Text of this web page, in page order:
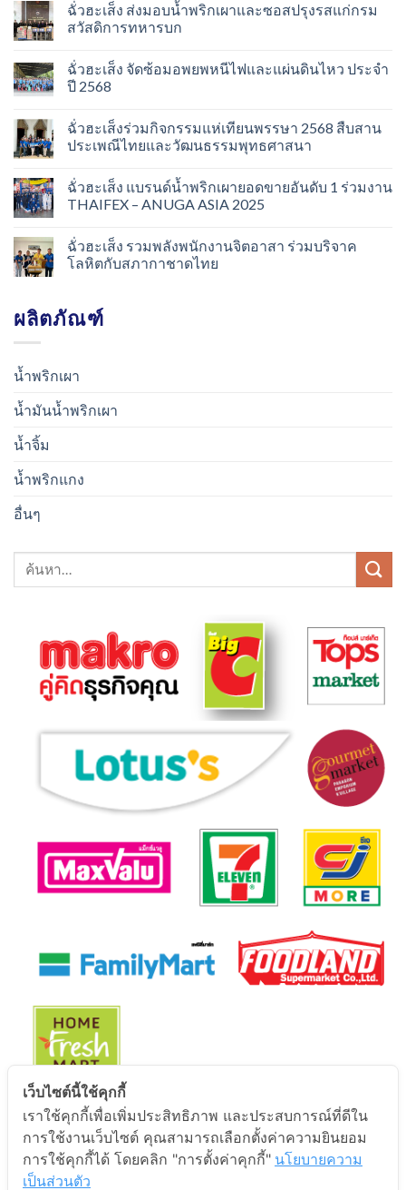
ฉั่วฮะเส็ง ส่งมอบน้ำพริกเผาและซอสปรุงรสแก่กรม
สวัสดิการทหารบก
ฉั่วฮะเส็ง จัดซ้อมอพยพหนีไฟและแผ่นดินไหว ประจำ
ปี 2568
ฉั่วฮะเส็งร่วมกิจกรรมแห่เทียนพรรษา 2568 สืบสาน
ประเพณีไทยและวัฒนธรรมพุทธศาสนา
ฉั่วฮะเส็ง แบรนด์น้ำพริกเผายอดขายอันดับ 1 ร่วมงาน
THAIFEX – ANUGA ASIA 2025
ฉั่วฮะเส็ง รวมพลังพนักงานจิตอาสา ร่วมบริจาค
โลหิตกับสภากาชาดไทย
ผลิตภัณฑ์
น้ำพริกเผา
น้ำมันน้ำพริกเผา
น้ำจิ้ม
น้ำพริกแกง
อื่นๆ
ค้นหา:
นโยบายการคุ้มครองข้อมูลส่วนบุคคล
นโยบายการคุ้มครองข้อมูลส่วนบุคคล
เว็บไซต์นี้ใช้คุกกี้
เราใช้คุกกี้เพื่อเพิ่มประสิทธิภาพ และประสบการณ์ที่ดีใน
การใช้งานเว็บไซต์ คุณสามารถเลือกตั้งค่าความยินยอม
การใช้คุกกี้ได้ โดยคลิก "การตั้งค่าคุกกี้" นโยบายความ
เป็นส่วนตัว